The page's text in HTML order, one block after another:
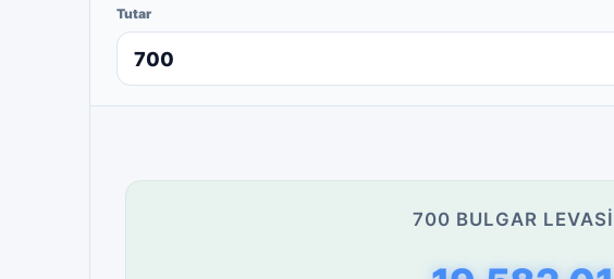
Tutar
700 BULGAR